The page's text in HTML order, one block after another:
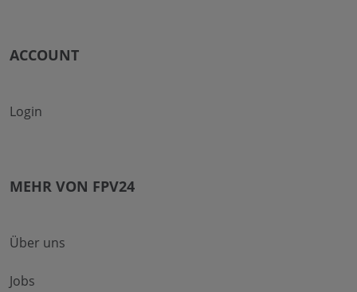
ACCOUNT
Login
MEHR VON FPV24
Über uns
Jobs